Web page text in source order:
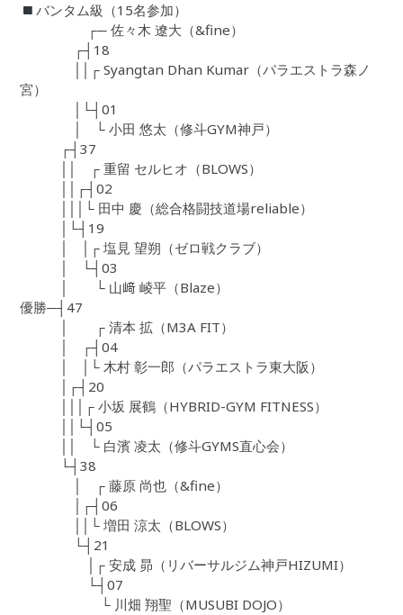
バンタム級（15名参加）
┌─ 佐々木 遼大（&fine）
┌┤18
││┌ Syangtan Dhan Kumar（パラエストラ森ノ
宮）
│└┤01
│ └ 小田 悠太（修斗GYM神戸）
┌┤37
││ ┌ 重留 セルヒオ（BLOWS）
││┌┤02
│││└ 田中 慶（総合格闘技道場reliable）
│└┤19
│ │┌ 塩見 望朔（ゼロ戦クラブ）
│ └┤03
│ └ 山﨑 崚平（Blaze）
優勝─┤47
│ ┌ 清本 拡（M3A FIT）
│ ┌┤04
│ │└ 木村 彰一郎（パラエストラ東大阪）
│┌┤20
│││┌ 小坂 展鶴（HYBRID-GYM FITNESS）
││└┤05
││ └ 白濱 凌太（修斗GYMS直心会）
└┤38
│ ┌ 藤原 尚也（&fine）
│┌┤06
││└ 増田 涼太（BLOWS）
└┤21
│┌ 安成 昴（リバーサルジム神戸HIZUMI）
└┤07
└ 川畑 翔聖（MUSUBI DOJO）